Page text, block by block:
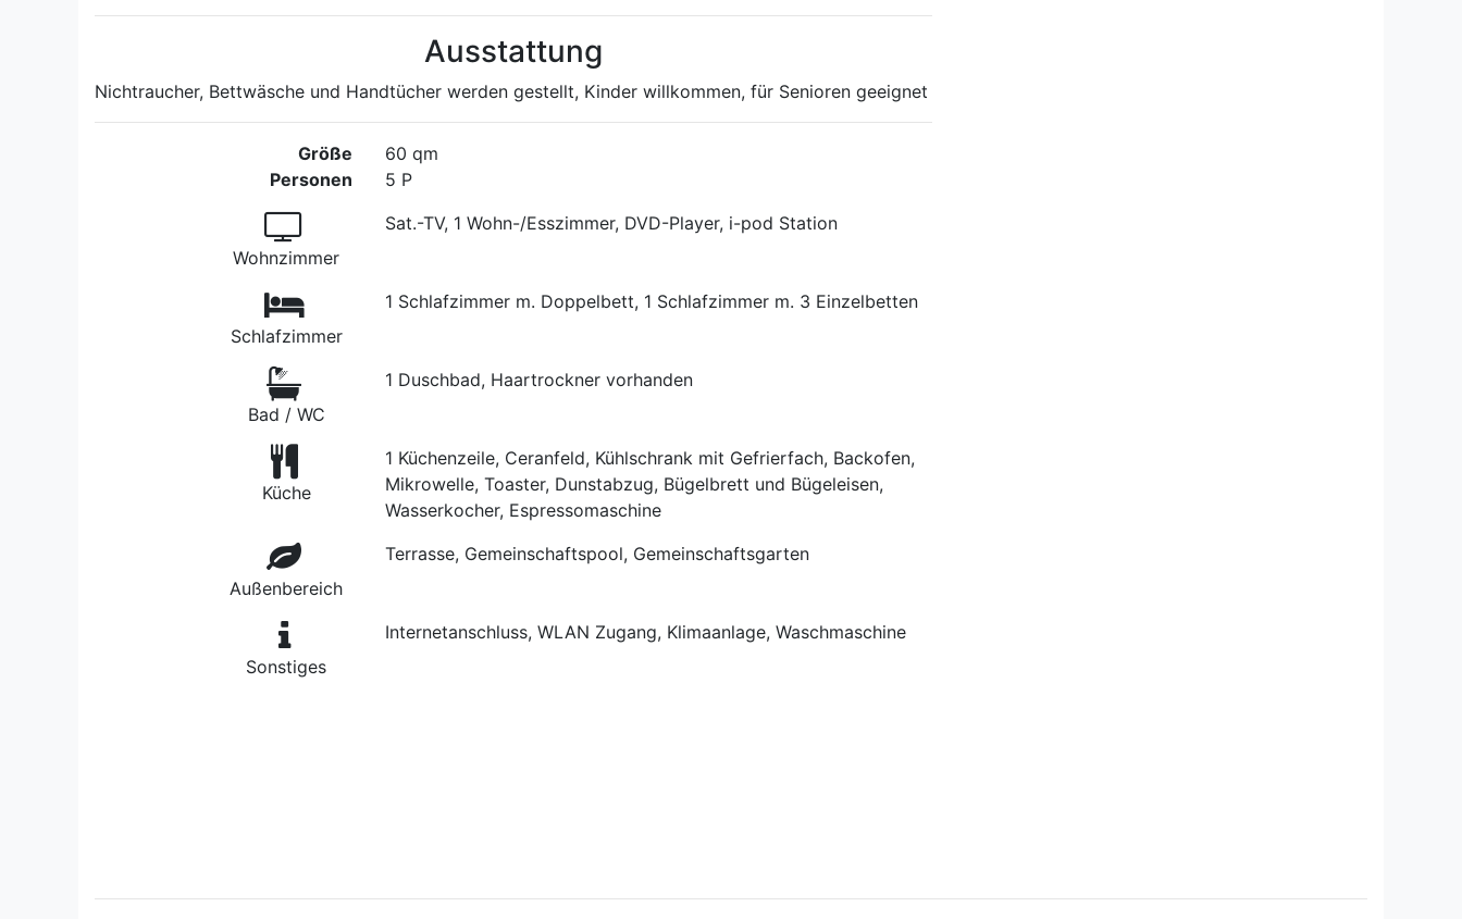
Ausstattung
Nichtraucher, Bettwäsche und Handtücher werden gestellt, Kinder willkommen, für Senioren geeignet
Größe
Personen
60 qm
5 P
Wohnzimmer
Sat.-TV, 1 Wohn-/Esszimmer, DVD-Player, i-pod Station
Schlafzimmer
1 Schlafzimmer m. Doppelbett, 1 Schlafzimmer m. 3 Einzelbetten
Bad / WC
1 Duschbad, Haartrockner vorhanden
Küche
1 Küchenzeile, Ceranfeld, Kühlschrank mit Gefrierfach, Backofen,
Mikrowelle, Toaster, Dunstabzug, Bügelbrett und Bügeleisen,
Wasserkocher, Espressomaschine
Außenbereich
Terrasse, Gemeinschaftspool, Gemeinschaftsgarten
Sonstiges
Internetanschluss, WLAN Zugang, Klimaanlage, Waschmaschine